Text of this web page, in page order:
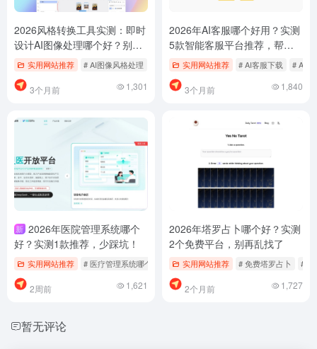
2026风格转换工具实测：即时
设计AI图像处理哪个好？别再
乱找了，我帮你筛过这5个
实用网站推荐 # AI图像风格处理 # 即时设计AI工具 # 风格转换免费下载
3个月前 1,301
2026年AI客服哪个好用？实测
5款智能客服平台推荐，帮你
少踩坑实用网站推荐 # AI客服下载 # AI客
3个月前 1,840
新 2026年医院管理系统哪个
好？实测1款推荐，少踩坑！
实用网站推荐 # 医疗管理系统哪个好 # 医院管理平台免费 # 医院管理系统推荐
2周前 1,621
2026年塔罗占卜哪个好？实测
2个免费平台，别再乱找了
实用网站推荐 # 免费塔罗占卜 # 在
2个月前 1,727
暂无评论